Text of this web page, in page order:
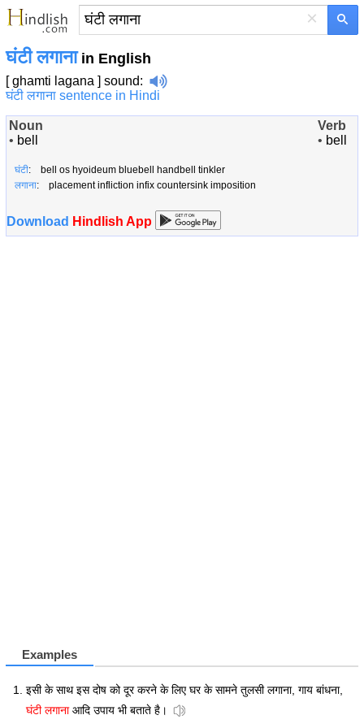
×
घंटी लगानाin English
[ ghamti lagana ] sound:
घंटी लगाना sentence in Hindi
Noun
• bell
Verb
• bell
घंटी: bell os hyoideum bluebell handbell tinkler
लगाना: placement infliction infix countersink imposition
Download Hindlish App
Examples
इसी के साथ इस दोष को दूर करने के लिए घर के सामने तुलसी लगाना, गाय बांधना,
घंटी लगानाआदि उपाय भी बताते है।